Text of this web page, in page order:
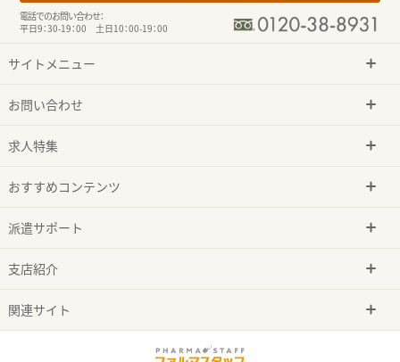
電話でのお問い合わせ：
平日9：30-19：00 土日10：00-19：00
サイトメニュー
お問い合わせ
求人特集
おすすめコンテンツ
派遣サポート
支店紹介
関連サイト